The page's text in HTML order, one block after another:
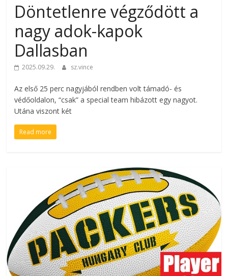
Döntetlenre végződött a
nagy adok-kapok
Dallasban
2025.09.29. sz.vince
Az első 25 perc nagyjából rendben volt támadó- és
védőoldalon, “csak” a special team hibázott egy nagyot.
Utána viszont két
Read more